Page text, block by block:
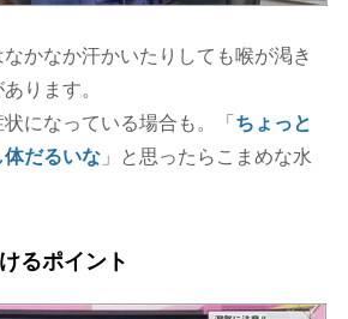
かなか汗かいたりしても喉が渇き
ります。
になっている場合も。「 ちょっと
だるいな」と思ったらこまめな水
るポイント